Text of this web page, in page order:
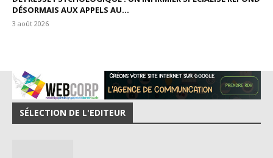
DÉSORMAIS AUX APPELS AU...
3 août 2026
SÉLECTION DE L'EDITEUR